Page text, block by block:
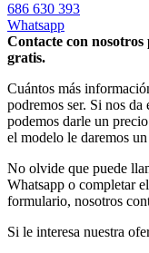
686 630 393
Whatsapp
Contacte con
gratis.
Cuántos más
podremos ser. Si nos
podemos darle un
el modelo le daremos
No olvide que puede
Whatsapp o completar
formulario, nosotros
Si le interesa nuestra